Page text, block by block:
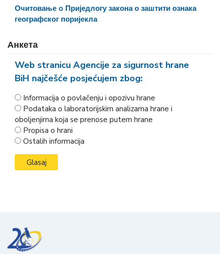
Очитовање o Приједлогу закона о заштити ознака
географског поријекла
Анкета
Web stranicu Agencije za sigurnost hrane
BiH najčešće posjećujem zbog:
Informacija o povlačenju i opozivu hrane
Podataka o laboratorijskim analizama hrane i
oboljenjima koja se prenose putem hrane
Propisa o hrani
Ostalih informacija